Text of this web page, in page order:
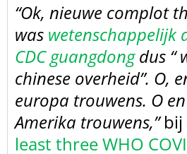
“Ok, nieuwe complot
was wetenschappelijk
CDC guangdong dus “
chinese overheid”. O,
europa trouwens. O
Amerika trouwens,”bij
least three WHO